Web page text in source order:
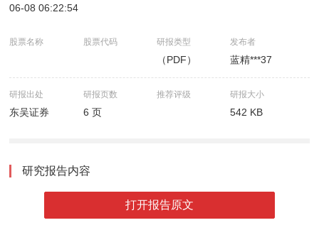
06-08 06:22:54
股票名称 股票代码 研报类型
（PDF）
发布者
蓝精***37
研报出处
东吴证券
研报页数
6 页
推荐评级 研报大小
542 KB
研究报告内容
打开报告原文